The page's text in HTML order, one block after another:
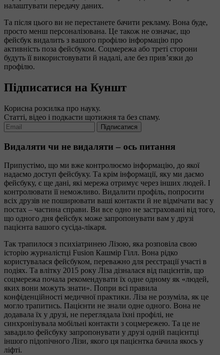
налаштувати передачу даних.
Та після цього ви не перестанете бачити рекламу. Вона буде,
просто менш персоналізована. Це також не означає, що
фейсбук видалить з вашого профілю інформацію про
активність поза фейсбуком. Соцмережа або треті сторони
будуть її використовувати й надалі, але без прив’язки до
профілю.
Підписатися на Куншт
Корисна розсилка про науку.
Статті, відео і подкасти щотижня та без спаму.
Підписатися
Видаляти чи не видаляти – ось питання
Припустімо, що ми вже контролюємо інформацію, до якої
надаємо доступ фейсбуку. Та крім інформації, яку ми даємо
фейсбуку, є ще дані, які мережа отримує через інших людей. І
контролювати її неможливо. Видалити профіль, попросити
всіх друзів не поширювати ваші контакти й не відмічати вас у
постах – частина справи. Ви все одно не застраховані від того,
що одного дня фейсбук може запропонувати вам у друзі
пацієнта вашого сусіда-лікаря.
Так трапилося з психіатринею Лізою, яка розповіла свою
історію журналістці Fusion Кашмір Гілл. Вона рідко
користувалася фейсбуком, переважно для реєстрації участі в
подіях. Та влітку 2015 року Ліза дізналася від пацієнтів, що
соцмережа почала рекомендувати їх одне одному як «людей,
яких вони можуть знати». Попри всі правила
конфіденційності медичної практики. Ліза не розуміла, як це
могло трапитись. Пацієнти не знали одне одного. Вона не
додавала їх у друзі, не переглядала їхні профілі, не
синхронізувала мобільні контакти з соцмережею. Та це не
завадило фейсбуку запропонувати у друзі одній пацієнтці
іншого підопічного Лізи, якого ця пацієнтка бачила якось у
ліфті.